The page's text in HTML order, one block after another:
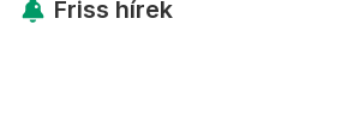
Friss hírek